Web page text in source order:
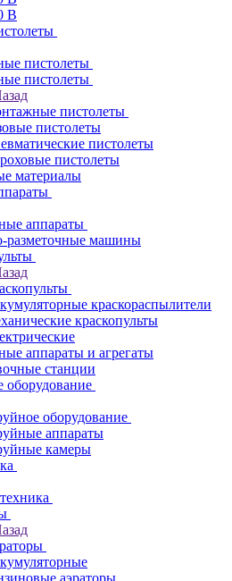
В
пистолеты
пистолеты
пистолеты
пистолеты
пистолеты
пистолеты
материалы
аппараты
разметочные машины
краскораспылители
краскопульты
аппараты и агрегаты
станции
оборудование
оборудование
аппараты
камеры
аэраторы